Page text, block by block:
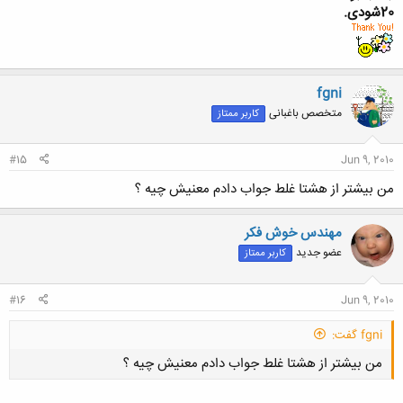
20شودی.
fgni
متخصص باغبانی کاربر ممتاز
Jun 9, 2010
#15
من بيشتر از هشتا غلط جواب دادم معنيش چيه ؟
مهندس خوش فکر
عضو جدید کاربر ممتاز
Jun 9, 2010
#16
fgni گفت:
من بيشتر از هشتا غلط جواب دادم معنيش چيه ؟